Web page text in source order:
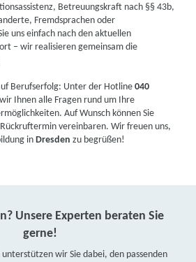
Betreuungskraft nach §§ 43b,
Fremdsprachen oder
uns einfach nach den aktuellen
– wir realisieren gemeinsam die
Berufserfolg: Unter der Hotline040
Ihnen alle Fragen rund um Ihre
Auf Wunsch können Sie
vereinbaren. Wir freuen uns,
inDresden zu begrüßen!
Unsere Experten beraten Sie
gerne!
wir Sie dabei, den passenden